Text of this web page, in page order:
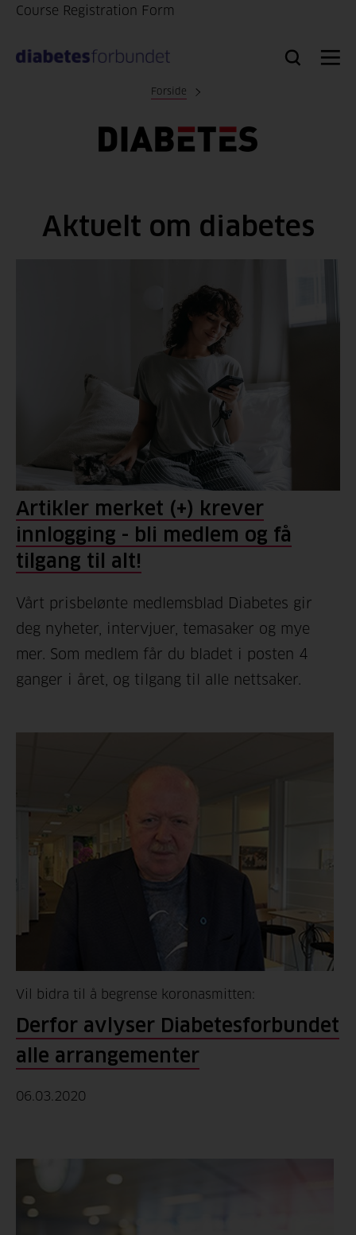
Course Registration Form
hovedinnhold
Bli
Logg
Søk Meny
Forside
Aktuelt om diabetes
Artikler merket (+) krever
innlogging - bli medlem og få
tilgang til alt!
Vårt prisbelønte medlemsblad Diabetes gir
deg nyheter, intervjuer, temasaker og mye
mer. Som medlem får du bladet i posten 4
ganger i året, og tilgang til alle nettsaker.
Vil bidra til å begrense koronasmitten:
Derfor avlyser Diabetesforbundet
alle arrangementer
06.03.2020